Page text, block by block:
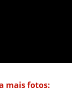
mais fotos: